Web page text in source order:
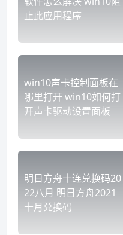
止此应用程序
win10声卡控制面板在
哪里打开 win10如何打
开声卡驱动设置面板
明日方舟十连兑换码20
22八月 明日方舟2021
十月兑换码